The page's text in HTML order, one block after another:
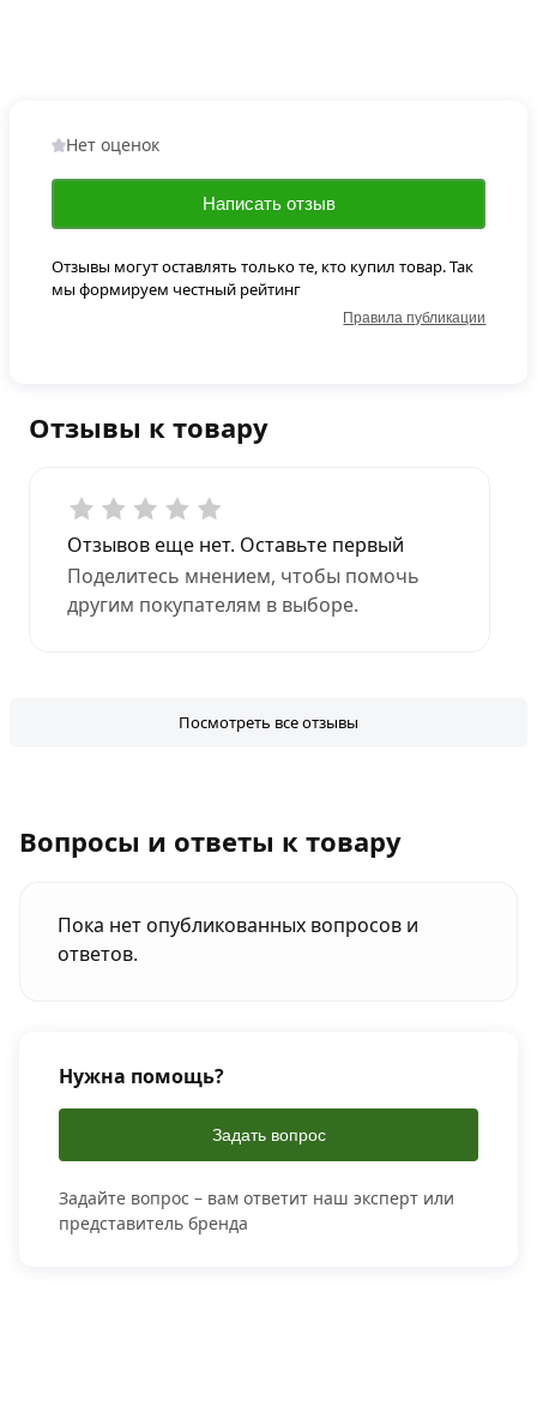
Отзывы к товару
Отзывов еще нет. Оставьте первый
Поделитесь мнением, чтобы помочь
другим покупателям в выборе.
Посмотреть все отзывы
Нет оценок
Написать отзыв
Отзывы могут оставлять только те, кто купил товар. Так
мы формируем честный рейтинг
Правила публикации
Вопросы и ответы к товару
Пока нет опубликованных вопросов и
ответов.
Нужна помощь?
Задать вопрос
Задайте вопрос – вам ответит наш эксперт или
представитель бренда